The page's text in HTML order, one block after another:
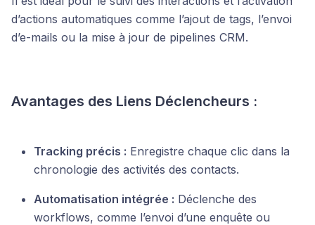
d’actions automatiques comme l’ajout de tags, l’envoi
d’e-mails ou la mise à jour de pipelines CRM.
Avantages des Liens Déclencheurs :
Tracking précis : Enregistre chaque clic dans la
chronologie des activités des contacts.
Automatisation intégrée : Déclenche des
workflows, comme l’envoi d’une enquête ou